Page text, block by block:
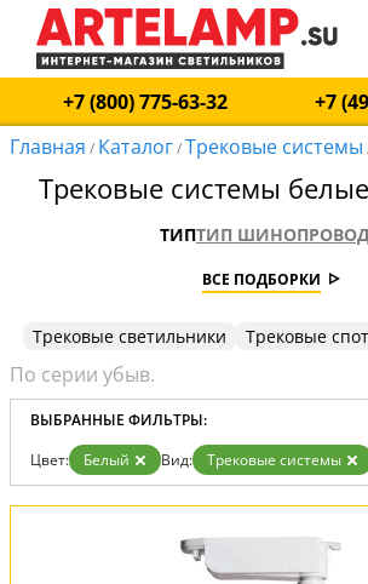
+7 (800) 775-63-32
+7
Главная / Каталог/Трековые системы
Трековые системы
ТИПТИП
ВСЕ ПОДБОРКИ
Трековые светильники Трековые
ВЫБРАННЫЕ ФИЛЬТРЫ:
Цвет: Белый Вид: Трековые системы